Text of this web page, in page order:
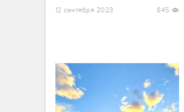
12 сентября 2023 845